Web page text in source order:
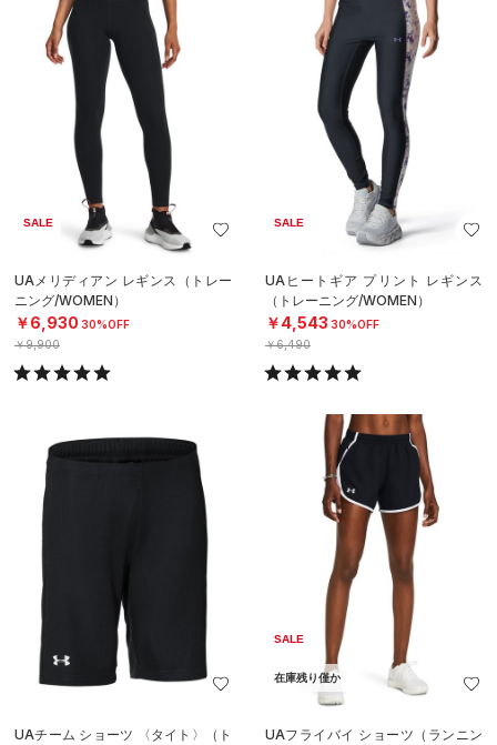
SALE
UAメリディアン レギンス（トレー
ニング/WOMEN）
￥6,930 30%OFF
￥9,900
SALE
UAヒートギア プリント レギンス
（トレーニング/WOMEN）
￥4,543 30%OFF
￥6,490
UAチーム ショーツ 〈タイト〉（ト
SALE
在庫残り僅か
UAフライバイ ショーツ（ランニン